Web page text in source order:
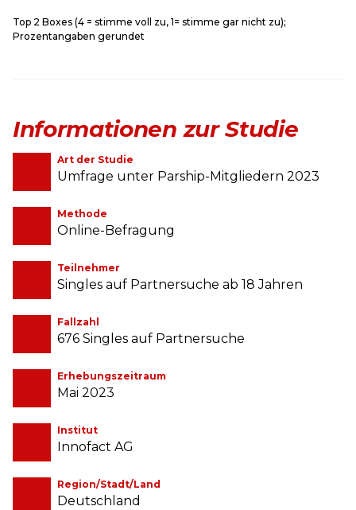
Top 2 Boxes (4 = stimme voll zu, 1= stimme gar nicht zu);
Prozentangaben gerundet
Informationen zur Studie
Art der Studie
Umfrage unter Parship-Mitgliedern 2023
Methode
Online-Befragung
Teilnehmer
Singles auf Partnersuche ab 18 Jahren
Fallzahl
676 Singles auf Partnersuche
Erhebungszeitraum
Mai 2023
Institut
Innofact AG
Region/Stadt/Land
Deutschland